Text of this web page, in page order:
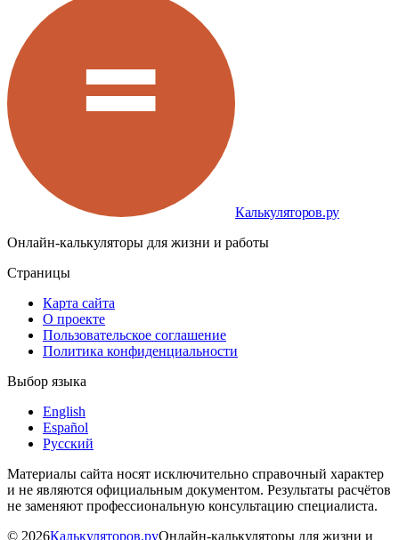
Калькуляторов.ру
Онлайн-калькуляторы для жизни и работы
Страницы
Карта сайта
О проекте
Пользовательское соглашение
Политика конфиденциальности
Выбор языка
English
Español
Русский
Материалы сайта носят исключительно справочный характер
и не являются официальным документом. Результаты расчётов
не заменяют профессиональную консультацию специалиста.
© 2026Калькуляторов.руОнлайн-калькуляторы для жизни и